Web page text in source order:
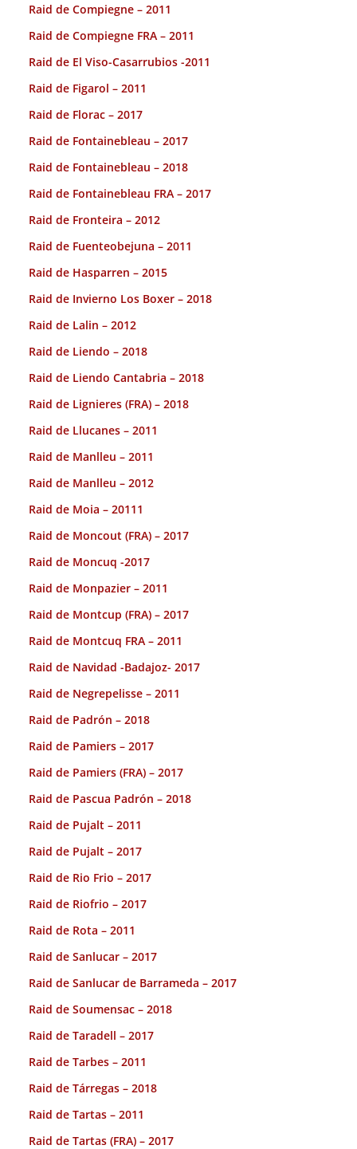
Raid de Compiegne – 2011
Raid de Compiegne FRA – 2011
Raid de El Viso-Casarrubios -2011
Raid de Figarol – 2011
Raid de Florac – 2017
Raid de Fontainebleau – 2017
Raid de Fontainebleau – 2018
Raid de Fontainebleau FRA – 2017
Raid de Fronteira – 2012
Raid de Fuenteobejuna – 2011
Raid de Hasparren – 2015
Raid de Invierno Los Boxer – 2018
Raid de Lalin – 2012
Raid de Liendo – 2018
Raid de Liendo Cantabria – 2018
Raid de Lignieres (FRA) – 2018
Raid de Llucanes – 2011
Raid de Manlleu – 2011
Raid de Manlleu – 2012
Raid de Moia – 20111
Raid de Moncout (FRA) – 2017
Raid de Moncuq -2017
Raid de Monpazier – 2011
Raid de Montcup (FRA) – 2017
Raid de Montcuq FRA – 2011
Raid de Navidad -Badajoz- 2017
Raid de Negrepelisse – 2011
Raid de Padrón – 2018
Raid de Pamiers – 2017
Raid de Pamiers (FRA) – 2017
Raid de Pascua Padrón – 2018
Raid de Pujalt – 2011
Raid de Pujalt – 2017
Raid de Rio Frio – 2017
Raid de Riofrio – 2017
Raid de Rota – 2011
Raid de Sanlucar – 2017
Raid de Sanlucar de Barrameda – 2017
Raid de Soumensac – 2018
Raid de Taradell – 2017
Raid de Tarbes – 2011
Raid de Tárregas – 2018
Raid de Tartas – 2011
Raid de Tartas (FRA) – 2017